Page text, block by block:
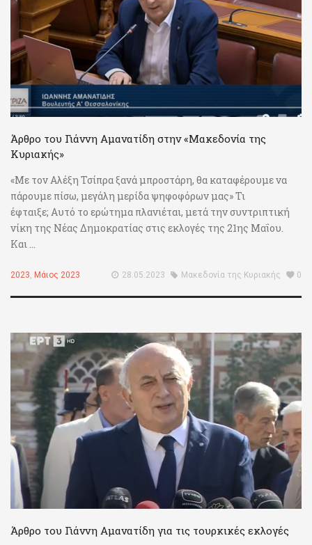
Άρθρο του Γιάννη Αμανατίδη στην «Μακεδονία της
Κυριακής»
«Με τον Αλέξη Τσίπρα ξανά μπροστάρη, θα καταφέρουμε να
πάρουμε πίσω, μεγάλη μερίδα ψηφοφόρων μας» Τι
έφταιξε; Αυτό το ερώτημα πλανιέται, μετά την συντριπτική
νίκη της Νέας Δημοκρατίας στις εκλογές της 21ης Μαΐου.
Και ...
2023, Μάιος 2023 28.05.2023 Μακεδονία της Κυριακής 0
Άρθρο του Γιάννη Αμανατίδη για τις τουρκικές εκλογές